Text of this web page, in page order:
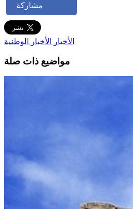
مشاركة
الأخبار الأخبار الوطنية
مواضيع ذات صلة